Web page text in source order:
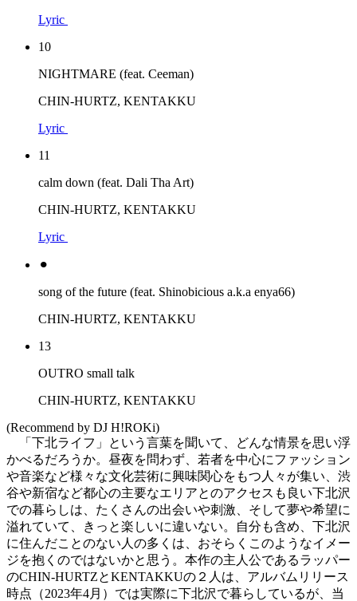
Lyric
10
NIGHTMARE (feat. Ceeman)
CHIN-HURTZ, KENTAKKU
Lyric
11
calm down (feat. Dali Tha Art)
CHIN-HURTZ, KENTAKKU
Lyric
⚫︎
song of the future (feat. Shinobicious a.k.a enya66)
CHIN-HURTZ, KENTAKKU
13
OUTRO small talk
CHIN-HURTZ, KENTAKKU
(Recommend by DJ H!ROKi)
「下北ライフ」という言葉を聞いて、どんな情景を思い浮
かべるだろうか。昼夜を問わず、若者を中心にファッション
や音楽など様々な文化芸術に興味関心をもつ人々が集い、渋
谷や新宿など都心の主要なエリアとのアクセスも良い下北沢
での暮らしは、たくさんの出会いや刺激、そして夢や希望に
溢れていて、きっと楽しいに違いない。自分も含め、下北沢
に住んだことのない人の多くは、おそらくこのようなイメー
ジを抱くのではないかと思う。本作の主人公であるラッパー
のCHIN-HURTZとKENTAKKUの２人は、アルバムリリース
時点（2023年4月）では実際に下北沢で暮らしているが、当